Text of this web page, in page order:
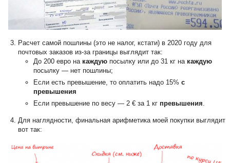
Расчет самой пошлины (это не налог, кстати) в 2020 году для
почтовых заказов из-за границы выглядит так:
До 200 евро на каждую посылку или до 31 кг на каждую
посылку — нет пошлины;
Если есть превышение, то оплатить надо 15% с
превышения
Если превышение по весу — 2 € за 1 кг превышения
Для наглядности, финальная арифметика моей покупки выглядит
вот так: